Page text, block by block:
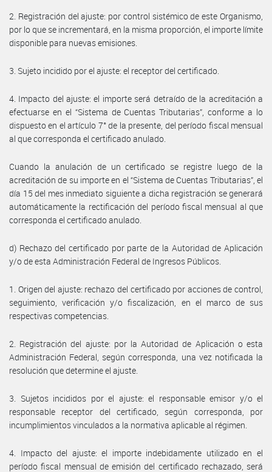
2. Registración del ajuste: por control sistémico de este Organismo,
por lo que se incrementará, en la misma proporción, el importe límite
disponible para nuevas emisiones.
3. Sujeto incidido por el ajuste: el receptor del certificado.
4. Impacto del ajuste: el importe será detraído de la acreditación a
efectuarse en el “Sistema de Cuentas Tributarias”, conforme a lo
dispuesto en el artículo 7° de la presente, del período fiscal mensual
al que corresponda el certificado anulado.
Cuando la anulación de un certificado se registre luego de la
acreditación de su importe en el “Sistema de Cuentas Tributarias”, el
día 15 del mes inmediato siguiente a dicha registración se generará
automáticamente la rectificación del período fiscal mensual al que
corresponda el certificado anulado.
d) Rechazo del certificado por parte de la Autoridad de Aplicación
y/o de esta Administración Federal de Ingresos Públicos.
1. Origen del ajuste: rechazo del certificado por acciones de control,
seguimiento, verificación y/o fiscalización, en el marco de sus
respectivas competencias.
2. Registración del ajuste: por la Autoridad de Aplicación o esta
Administración Federal, según corresponda, una vez notificada la
resolución que determine el ajuste.
3. Sujetos incididos por el ajuste: el responsable emisor y/o el
responsable receptor del certificado, según corresponda, por
incumplimientos vinculados a la normativa aplicable al régimen.
4. Impacto del ajuste: el importe indebidamente utilizado en el
período fiscal mensual de emisión del certificado rechazado, será